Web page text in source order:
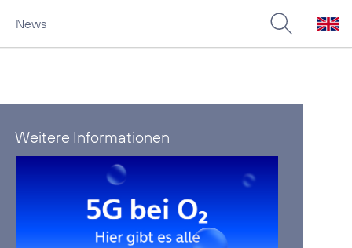
News
Weitere Informationen